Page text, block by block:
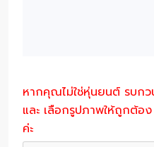
หากคุณไม่ใช่หุ่นยนต์ รบ
และ เลือกรูปภาพให้ถูกต้
ค่ะ